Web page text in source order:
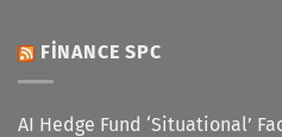
FINANCE SPC
AI Hedge Fund ‘Situational’